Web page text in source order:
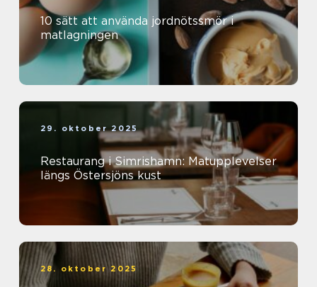
10 sätt att använda jordnötssmör i
matlagningen
29. oktober 2025
Restaurang i Simrishamn: Matupplevelser
längs Östersjöns kust
28. oktober 2025